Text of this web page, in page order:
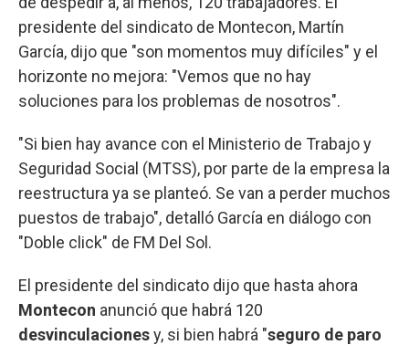
presidente del sindicato de Montecon, Martín
García, dijo que "son momentos muy difíciles" y el
horizonte no mejora: "Vemos que no hay
soluciones para los problemas de nosotros".
"Si bien hay avance con el Ministerio de Trabajo y
Seguridad Social (MTSS), por parte de la empresa la
reestructura ya se planteó. Se van a perder muchos
puestos de trabajo", detalló García en diálogo con
"Doble click" de FM Del Sol.
El presidente del sindicato dijo que hasta ahora
Montecon anunció que habrá 120
desvinculacionesy, si bien habrá "seguro de paro